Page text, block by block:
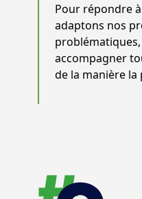
Pour répondre
adaptons nos
accompagner
de la manière la